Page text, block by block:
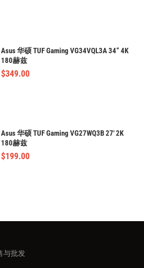
Asus 华硕 TUF Gaming VG34VQL3A 34“ 4K
180赫兹
$349.00
Asus 华硕 TUF Gaming VG27WQ3B 27' 2K
180赫兹
$199.00
与批发